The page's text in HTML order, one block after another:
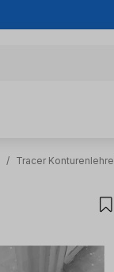
/ Tracer